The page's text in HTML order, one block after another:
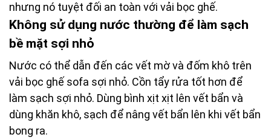
nhưng nó tuyệt đối an toàn với vải bọc ghế.
Không sử dụng nước thường để làm sạch
bề mặt sợi nhỏ
Nước có thể dẫn đến các vết mờ và đốm khô trên
vải bọc ghế sofa sợi nhỏ. Cồn tẩy rửa tốt hơn để
làm sạch sợi nhỏ. Dùng bình xịt xịt lên vết bẩn và
dùng khăn khô, sạch để nâng vết bẩn lên khi vết bẩn
bong ra.